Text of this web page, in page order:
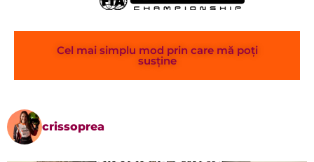
Cel mai simplu mod prin care mă poți
susține
crissoprea